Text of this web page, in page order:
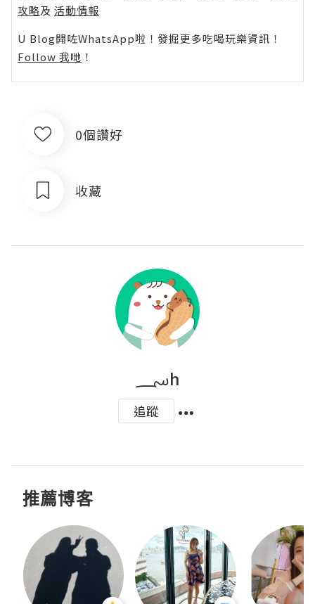
攻略及 活動情報
U Blog開咗WhatsApp啦！發掘更多吃喝玩樂資訊！
Follow 我哋 ！
0個讚好
收藏
؄h
追蹤
推薦博客